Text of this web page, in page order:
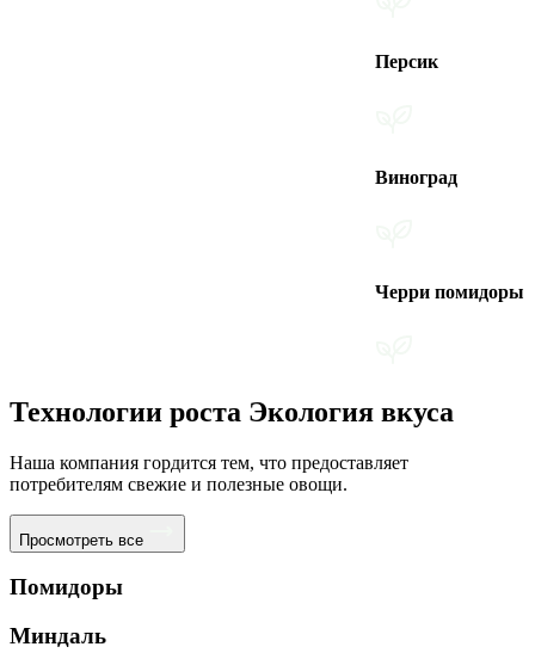
Виноград
Черри помидоры
Технологии роста Экология вкуса
Наша компания гордится тем, что предоставляет
потребителям свежие и полезные овощи.
Просмотреть все
Помидоры
Миндаль